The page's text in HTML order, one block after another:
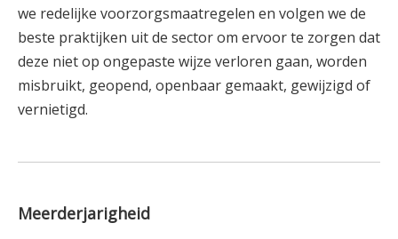
we redelijke voorzorgsmaatregelen en volgen we de
beste praktijken uit de sector om ervoor te zorgen dat
deze niet op ongepaste wijze verloren gaan, worden
misbruikt, geopend, openbaar gemaakt, gewijzigd of
vernietigd.
Meerderjarigheid